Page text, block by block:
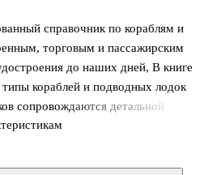
справочник по кораблям и
торговым и пассажирским
до наших дней, В книге
типы кораблей и подводных лодок
сопровождаются детальной
создания, типе корабля и его